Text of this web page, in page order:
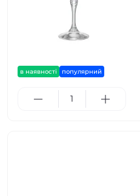
в наявності популярний